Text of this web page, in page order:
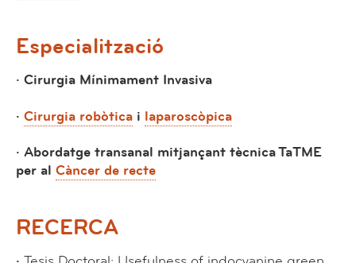
Especialització
· Cirurgia Mínimament Invasiva
· Cirurgia robòtica i laparoscòpica
· Abordatge transanal mitjançant tècnica TaTME
per al Càncer de recte
RECERCA